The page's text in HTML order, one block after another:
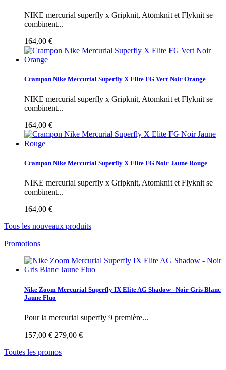
NIKE mercurial superfly x Gripknit, Atomknit et Flyknit se
combinent...
164,00 €
Crampon Nike Mercurial Superfly X Elite FG Vert Noir Orange
NIKE mercurial superfly x Gripknit, Atomknit et Flyknit se
combinent...
164,00 €
Crampon Nike Mercurial Superfly X Elite FG Noir Jaune Rouge
NIKE mercurial superfly x Gripknit, Atomknit et Flyknit se
combinent...
164,00 €
Tous les nouveaux produits
Promotions
Nike Zoom Mercurial Superfly IX Elite AG Shadow - Noir Gris Blanc
Jaune Fluo
Pour la mercurial superfly 9 première...
157,00 € 279,00 €
Toutes les promos